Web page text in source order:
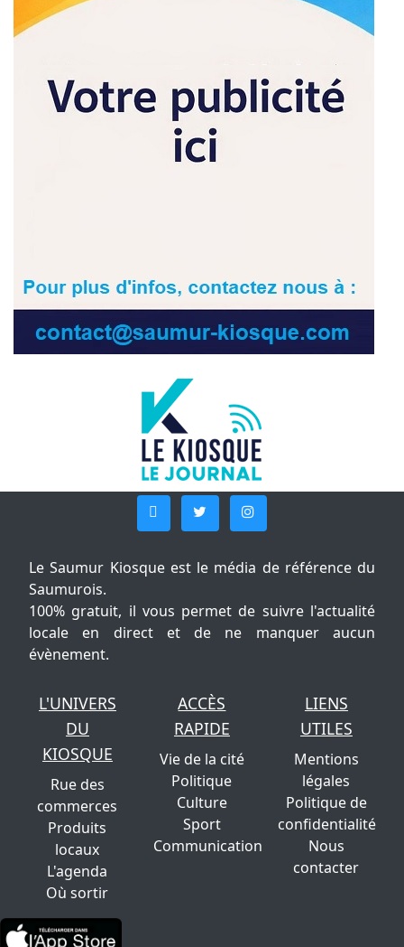
Le Saumur Kiosque est le média de référence du
Saumurois.
100% gratuit, il vous permet de suivre l'actualité
locale en direct et de ne manquer aucun
évènement.
L'UNIVERS
DU
KIOSQUE
Rue des
commerces
Produits
locaux
L'agenda
Où sortir
ACCÈS
RAPIDE
Vie de la cité
Politique
Culture
Sport
Communication
LIENS
UTILES
Mentions
légales
Politique de
confidentialité
Nous
contacter